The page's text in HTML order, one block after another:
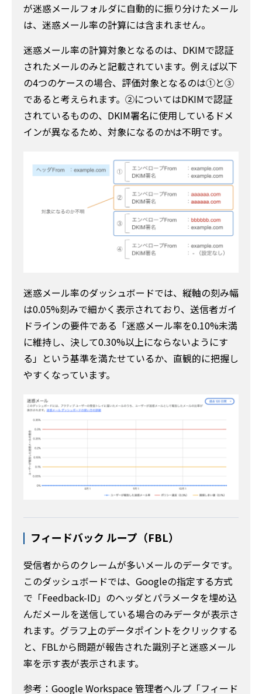
が迷惑メールフォルダに自動的に振り分けたメール
は、迷惑メール率の計算には含まれません。
迷惑メール率の計算対象となるのは、DKIMで認証
されたメールのみと記載されています。例えば以下
の4つのケースの場合、評価対象となるのは①と③
であると考えられます。②についてはDKIMで認証
されているものの、DKIM署名に使用しているドメ
インが異なるため、対象になるのかは不明です。
迷惑メール率のダッシュボードでは、縦軸の刻み幅
は0.05%刻みで細かく表示されており、送信者ガイ
ドラインの要件である「迷惑メール率を0.10%未満
に維持し、決して0.30%以上にならないようにす
る」という基準を満たせているか、直観的に把握し
やすくなっています。
フィードバック ループ（FBL）
受信者からのクレームが多いメールのデータです。
このダッシュボードでは、Googleの指定する方式
で「Feedback-ID」のヘッダとパラメータを埋め込
んだメールを送信している場合のみデータが表示さ
れます。グラフ上のデータポイントをクリックする
と、FBLから問題が報告された識別子と迷惑メール
率を示す表が表示されます。
参考：Google Workspace 管理者ヘルプ「フィード